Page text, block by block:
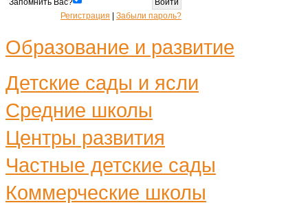
Запомнить Вас?
Регистрация
Забыли пароль?
Образование и развитие
Детские сады и ясли
Средние школы
Центры развития
Частные детские сады
Коммерческие школы